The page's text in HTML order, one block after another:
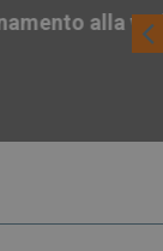
alla variante